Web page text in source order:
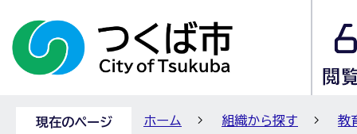
現在のページ ホーム 組織から探す 教